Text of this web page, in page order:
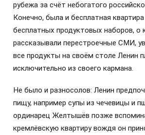
рубежа за счёт небогатого
Конечно, была и бесплатная
бесплатных продуктовых наборов, о
рассказывали перестроечные СМИ,
все продукты на своём столе Ленин
исключительно из своего кармана.
Не было и разносолов: Ленин
пищу, например супы из чечевицы и
ординарец Желтышёв позже
кремлёвскую квартиру вождя он